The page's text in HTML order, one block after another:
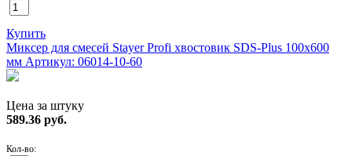
Купить
Миксер для смесей Stayer Profi хвостовик SDS-Plus 100х600
мм Артикул: 06014-10-60
Цена за штуку
589.36 руб.
Кол-во: